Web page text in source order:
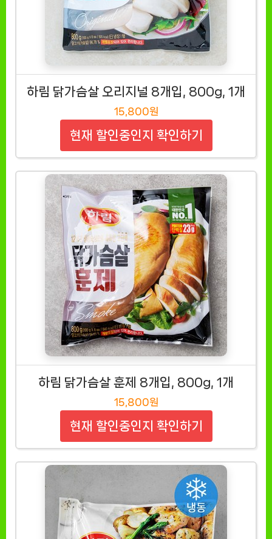
하림 닭가슴살 오리지널 8개입, 800g, 1개
15,800원
현재 할인중인지 확인하기
하림 닭가슴살 훈제 8개입, 800g, 1개
15,800원
현재 할인중인지 확인하기